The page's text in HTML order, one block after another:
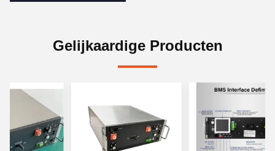
Gelijkaardige Producten